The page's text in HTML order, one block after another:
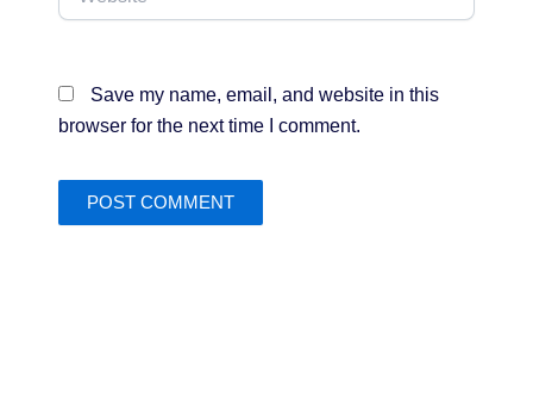
Save my name, email, and website in this
browser for the next time I comment.